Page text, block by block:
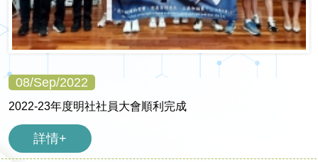
08/Sep/2022
2022-23年度明社社員大會順利完成
詳情+